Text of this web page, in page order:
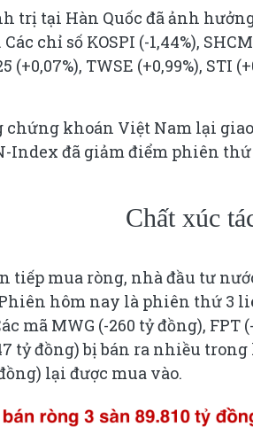
trị tại Hàn Quốc đã ảnh
chỉ số KOSPI (-1,44%),
(+0,07%), TWSE (+0,99%), STI
khoán Việt Nam lại
Index đã giảm điểm phiên
Chất xúc
tiếp mua ròng, nhà đầu tư
hôm nay là phiên thứ 3
mã MWG (-260 tỷ đồng), FPT
tỷ đồng) bị bán ra nhiều
lại được mua vào.